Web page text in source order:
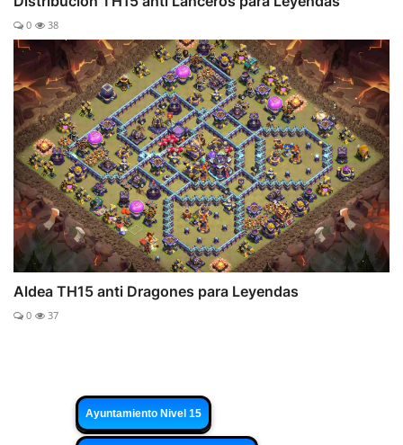
0 38
Aldea TH15 anti Dragones para Leyendas
0 37
Ayuntamiento Nivel 15